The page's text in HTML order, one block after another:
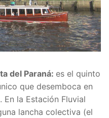
del Paraná: es el quinto
que desemboca en
En la Estación Fluvial
lancha colectiva (el